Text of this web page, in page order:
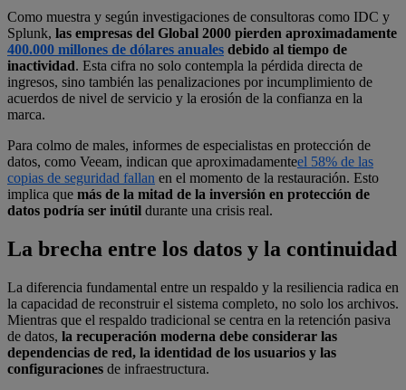
Como muestra y según investigaciones de consultoras como IDC y
Splunk, las empresas del Global 2000 pierden aproximadamente
400.000 millones de dólares anuales debido al tiempo de
inactividad. Esta cifra no solo contempla la pérdida directa de
ingresos, sino también las penalizaciones por incumplimiento de
acuerdos de nivel de servicio y la erosión de la confianza en la
marca.
Para colmo de males, informes de especialistas en protección de
datos, como Veeam, indican que aproximadamenteel 58% de las
copias de seguridad fallan en el momento de la restauración. Esto
implica que más de la mitad de la inversión en protección de
datos podría ser inútil durante una crisis real.
La brecha entre los datos y la continuidad
La diferencia fundamental entre un respaldo y la resiliencia radica en
la capacidad de reconstruir el sistema completo, no solo los archivos.
Mientras que el respaldo tradicional se centra en la retención pasiva
de datos, la recuperación moderna debe considerar las
dependencias de red, la identidad de los usuarios y las
configuraciones de infraestructura.